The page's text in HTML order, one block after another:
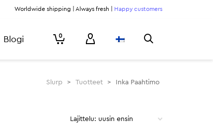
Worldwide shipping | Always fresh | Happy customers
Blogi 0
Slurp > Tuotteet > Inka Paahtimo